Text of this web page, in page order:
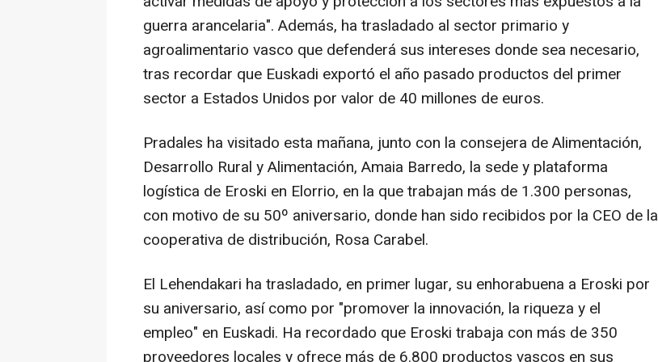
guerra arancelaria". Además, ha trasladado al sector primario y
agroalimentario vasco que defenderá sus intereses donde sea necesario,
tras recordar que Euskadi exportó el año pasado productos del primer
sector a Estados Unidos por valor de 40 millones de euros.
Pradales ha visitado esta mañana, junto con la consejera de Alimentación,
Desarrollo Rural y Alimentación, Amaia Barredo, la sede y plataforma
logística de Eroski en Elorrio, en la que trabajan más de 1.300 personas,
con motivo de su 50º aniversario, donde han sido recibidos por la CEO de la
cooperativa de distribución, Rosa Carabel.
El Lehendakari ha trasladado, en primer lugar, su enhorabuena a Eroski por
su aniversario, así como por "promover la innovación, la riqueza y el
empleo" en Euskadi. Ha recordado que Eroski trabaja con más de 350
proveedores locales y ofrece más de 6.800 productos vascos en sus